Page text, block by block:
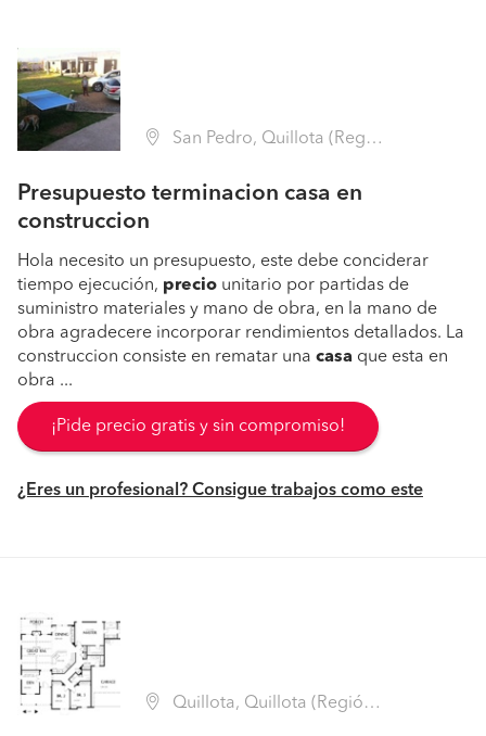
San Pedro, Quillota (Región V Valparaíso - Quillota)
Presupuesto terminacion casa en
construccion
Hola necesito un presupuesto, este debe conciderar
tiempo ejecución, precio unitario por partidas de
suministro materiales y mano de obra, en la mano de
obra agradecere incorporar rendimientos detallados. La
construccion consiste en rematar una casa que esta en
obra ...
¡Pide precio gratis y sin compromiso!
¿Eres un profesional? Consigue trabajos como este
Quillota, Quillota (Región V Valparaíso - Quillota)